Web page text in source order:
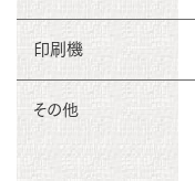
印刷機
その他